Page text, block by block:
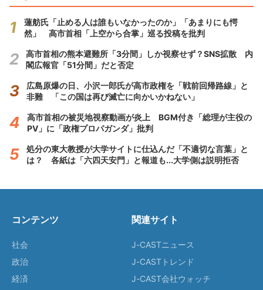
蓮舫氏「止める人は誰もいなかったのか」「あまりにも愕
然」 高市首相「上空から合掌」巡る投稿を批判
高市首相の熊本避難所「3分間」しか視察せず？SNS拡散 内
閣広報官「51分間」だと否定
広島原爆の日、小沢一郎氏が高市政権を「戦前回帰路線」と
非難 「この国は再び滅亡に向かいかねない」
高市首相の被災地視察動画が炎上 BGM付き「総理が主役の
PV」に「政権プロパガンダ」批判
処分の東大教授が大学サイトに仕込んだ「不適切な言葉」と
は？ 各紙は「六四天安門」と報道も...大学側は説明拒否
コンテンツ
社会
政治
経済
関連サイト
J-CASTニュース
J-CASTトレンド
J-CAST会社ウォッチ